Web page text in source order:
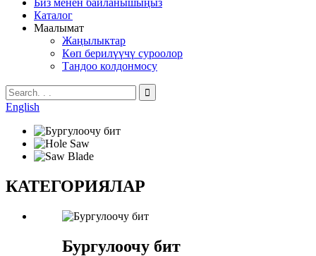
Биз менен байланышыңыз
Каталог
Маалымат
Жаңылыктар
Көп берилүүчү суроолор
Тандоо колдонмосу
English
КАТЕГОРИЯЛАР
Бургулоочу бит